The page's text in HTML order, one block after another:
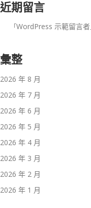
近期留言
「WordPress 示範留言者
彙整
2026 年 8 月
2026 年 7 月
2026 年 6 月
2026 年 5 月
2026 年 4 月
2026 年 3 月
2026 年 2 月
2026 年 1 月